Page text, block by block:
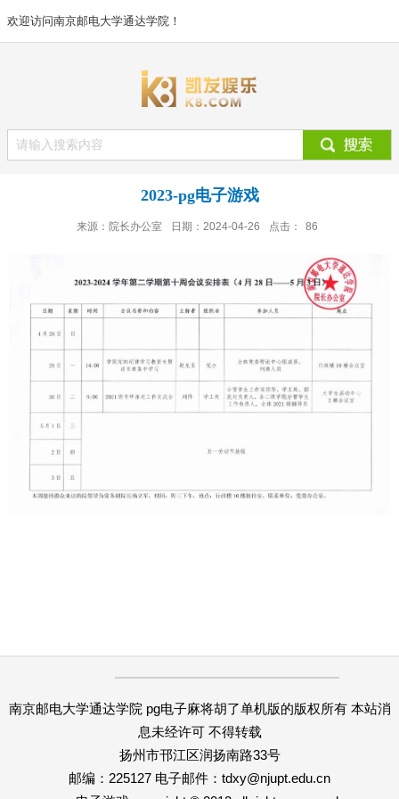
欢迎访问南京邮电大学通达学院！
2023-pg电子游戏
来源：院长办公室 日期：2024-04-26 点击： 86
南京邮电大学通达学院 pg电子麻将胡了单机版的版权所有 本站消
息未经许可 不得转载
扬州市邗江区润扬南路33号
邮编：225127 电子邮件： tdxy@njupt.edu.cn